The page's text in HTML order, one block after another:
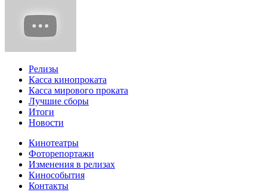
Релизы
Касса кинопроката
Касса мирового проката
Лучшие сборы
Итоги
Новости
Кинотеатры
Фоторепортажи
Изменения в релизах
Кинособытия
Контакты